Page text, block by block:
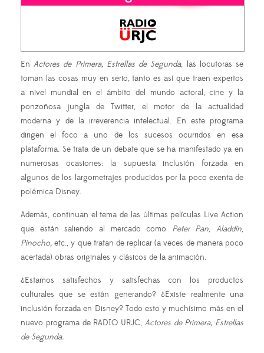
EnActores de Primera, Estrellas de Segunda, las locutoras se
toman las cosas muy en serio, tanto es así que traen expertos
a nivel mundial en el ámbito del mundo actoral, cine y la
ponzoñosa jungla de Twitter, el motor de la actualidad
moderna y de la irreverencia intelectual. En este programa
dirigen el foco a uno de los sucesos ocurridos en esa
plataforma. Se trata de un debate que se ha manifestado ya en
numerosas ocasiones: la supuesta inclusión forzada en
algunos de los largometrajes producidos por la poco exenta de
polémica Disney.
Además, continuan el tema de las últimas películas Live Action
que están saliendo al mercado como Peter Pan, Aladdín,
Pinocho,etc., y que tratan de replicar (a veces de manera poco
acertada) obras originales y clásicos de la animación.
¿Estamos satisfechos y satisfechas con los productos
culturales que se están generando? ¿Existe realmente una
inclusión forzada en Disney? Todo esto y muchísimo más en el
nuevo programa de RADIO URJC, Actores de Primera, Estrellas
de Segunda.